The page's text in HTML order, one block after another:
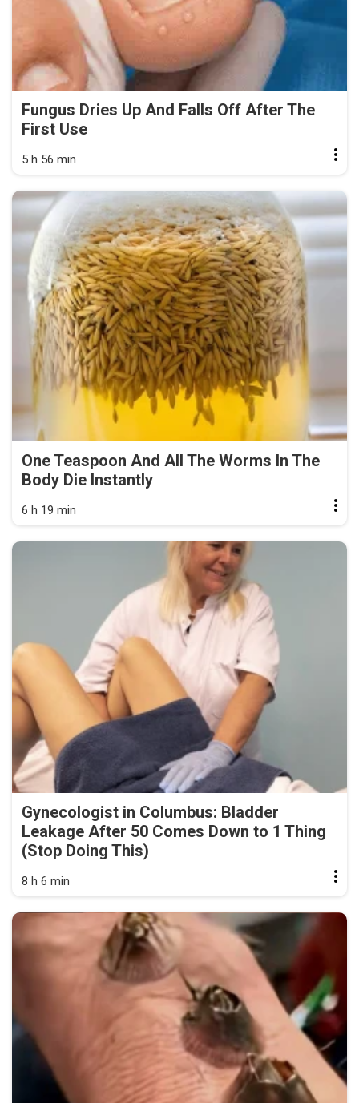
Fungus Dries Up And Falls Off After The
First Use
5 h 56 min
One Teaspoon And All The Worms In The
Body Die Instantly
6 h 19 min
Gynecologist in Columbus: Bladder
Leakage After 50 Comes Down to 1 Thing
(Stop Doing This)
8 h 6 min